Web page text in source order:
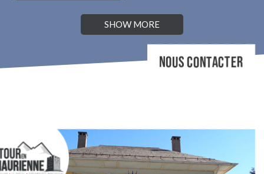
SHOW MORE
NOUS CONTACTER